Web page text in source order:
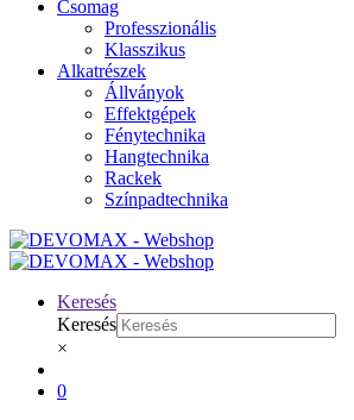
Csomag
Professzionális
Klasszikus
Alkatrészek
Állványok
Effektgépek
Fénytechnika
Hangtechnika
Rackek
Színpadtechnika
Keresés
Keresés
×
0